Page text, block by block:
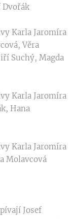
Dvořák
Karla Jaromíra
Věra
Suchý, Magda
Karla Jaromíra
Hana
Karla Jaromíra
Molavcová
Josef